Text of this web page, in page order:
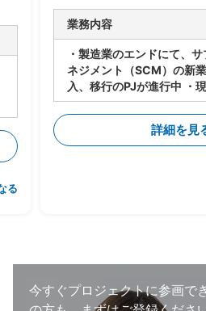
る
業務内容
・製造業のエンドにて、
ネジメント（SCM）の新
入、移行のPJが進行中 ・
務・システムの設計は進
ライヤーに導入・対応し
下記のタスクの支援をい
カー⇔サプライヤーの依
案、決定の支援） -サプ
状況把握、報告 ・状況に
働20～30％想定
詳細を見
今すぐプロジェクトに参画で